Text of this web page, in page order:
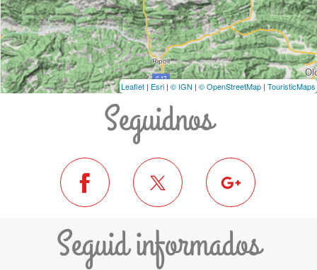
Leaflet | Esri | © IGN | © OpenStreetMap | TouristicMaps
Seguidnos
Seguid informados